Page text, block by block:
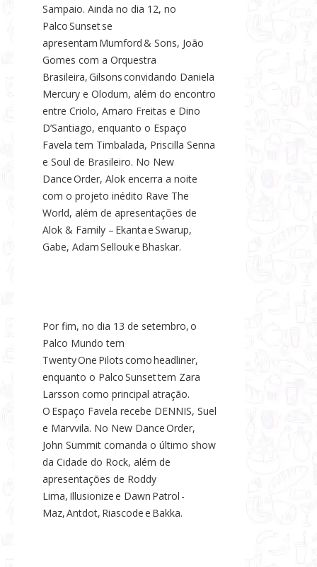
Sampaio. Ainda no dia 12, no
Palco Sunset se
apresentam Mumford & Sons, João
Gomes com a Orquestra
Brasileira, Gilsons convidando Daniela
Mercury e Olodum, além do encontro
entre Criolo, Amaro Freitas e Dino
D’Santiago, enquanto o Espaço
Favela tem Timbalada, Priscilla Senna
e Soul de Brasileiro. No New
Dance Order, Alok encerra a noite
com o projeto inédito Rave The
World, além de apresentações de
Alok & Family – Ekanta e Swarup,
Gabe, Adam Sellouk e Bhaskar.
Por fim, no dia 13 de setembro, o
Palco Mundo tem
Twenty One Pilots como headliner,
enquanto o Palco Sunset tem Zara
Larsson como principal atração.
O Espaço Favela recebe DENNIS, Suel
e Marvvila. No New Dance Order,
John Summit comanda o último show
da Cidade do Rock, além de
apresentações de Roddy
Lima, Illusionize e Dawn Patrol -
Maz, Antdot, Riascode e Bakka.